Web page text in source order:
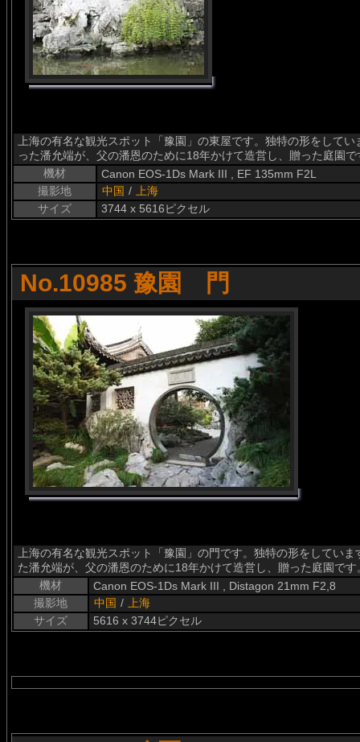
上海の有名な観光スポット「豫園」の東屋です。独特の形をして
った潘允端が、父の潘恩のために18年かけて造営し、贈った庭園で
機材
Canon EOS-1Ds Mark III , EF 135mm F2L
撮影地
中国 /
上海
サイズ
3744 x 5616ピクセル
No.10985 豫園 門
上海の有名な観光スポット「豫園」の門です。独特の形をしてい
た潘允端が、父の潘恩のために18年かけて造営し、贈った庭園です
機材
Canon EOS-1Ds Mark III , Distagon 21mm F2,8
撮影地
中国 /
上海
サイズ
5616 x 3744ピクセル